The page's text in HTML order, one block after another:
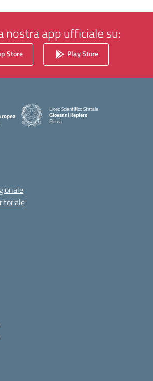
nostra app ufficiale su:
Store Play Store
Liceo Scientifico Statale
Giovanni Keplero
Roma